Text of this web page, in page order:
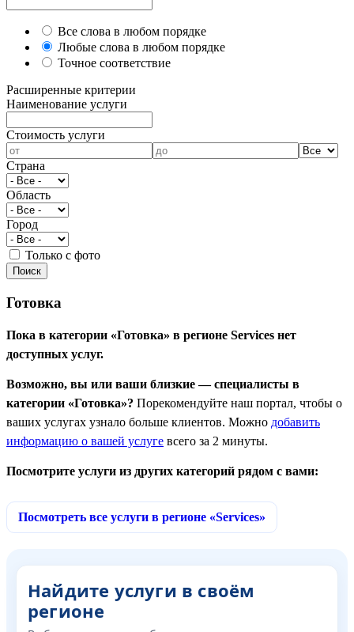
Все слова в любом порядке
Любые слова в любом порядке
Точное соответствие
Расширенные критерии
Наименование услуги
Cтоимость услуги
Страна
Область
Город
Только с фото
Готовка
Пока в категории «Готовка» в регионе Services нет
доступных услуг.
Возможно, вы или ваши близкие — специалисты в
категории «Готовка»? Порекомендуйте наш портал, чтобы о
ваших услугах узнало больше клиентов. Можно добавить
информацию о вашей услуге всего за 2 минуты.
Посмотрите услуги из других категорий рядом с вами:
Посмотреть все услуги в регионе «Services»
Найдите услуги в своём
регионе